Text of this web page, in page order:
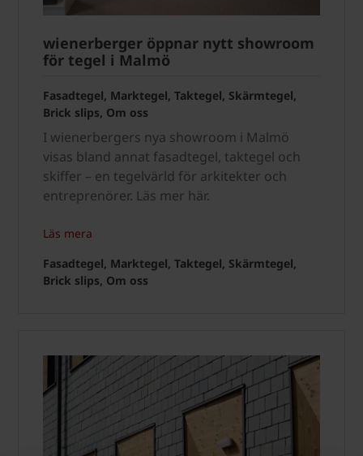
wienerberger öppnar nytt showroom
för tegel i Malmö
Fasadtegel, Marktegel, Taktegel, Skärmtegel,
Brick slips, Om oss
I wienerbergers nya showroom i Malmö
visas bland annat fasadtegel, taktegel och
skiffer – en tegelvärld för arkitekter och
entreprenörer. Läs mer här.
Läs mera
Fasadtegel, Marktegel, Taktegel, Skärmtegel,
Brick slips, Om oss